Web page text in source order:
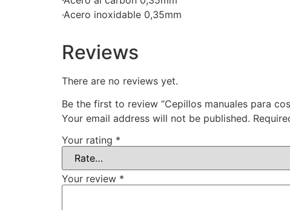
·Acero inoxidable 0,35mm
Reviews
There are no reviews yet.
Be the first to review “Cepillos manuales para
Your email address will not be published.
Your rating *
Your review *